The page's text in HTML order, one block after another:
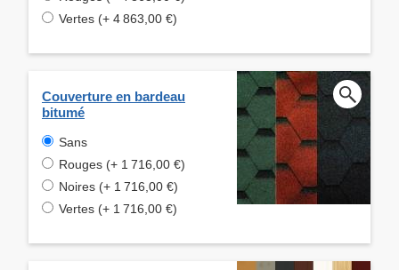
Vertes (+ 4 863,00 €)
Couverture en bardeau
bitumé
Sans
Rouges (+ 1 716,00 €)
Noires (+ 1 716,00 €)
Vertes (+ 1 716,00 €)